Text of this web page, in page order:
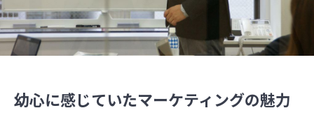
幼心に感じていたマーケティングの魅力